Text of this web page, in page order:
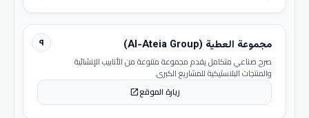
٩ مجموعة العطية (Al-Ateia Group)
صرح صناعي متكامل يقدم مجموعة متنوعة من الأنابيب الإنشائية
والمنتجات البلاستيكية للمشاريع الكبرى.
زيارة الموقعopen_in_new